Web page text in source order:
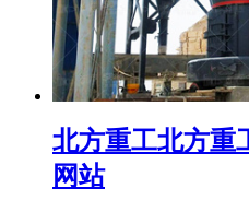
北方重工北方重
网站